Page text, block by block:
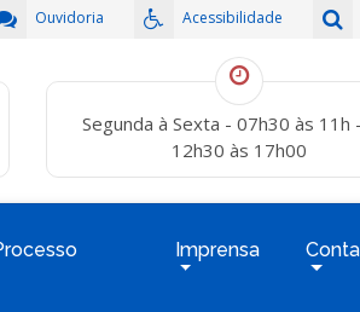
Acessibilidade
Ouvidoria
Segunda à Sexta - 07h30 às 11h
12h30 às 17h00
Imprensa